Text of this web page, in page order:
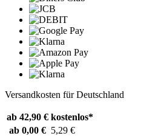
Versandkosten für Deutschland
ab 42,90 € kostenlos*
ab 0,00 € 5,29 €